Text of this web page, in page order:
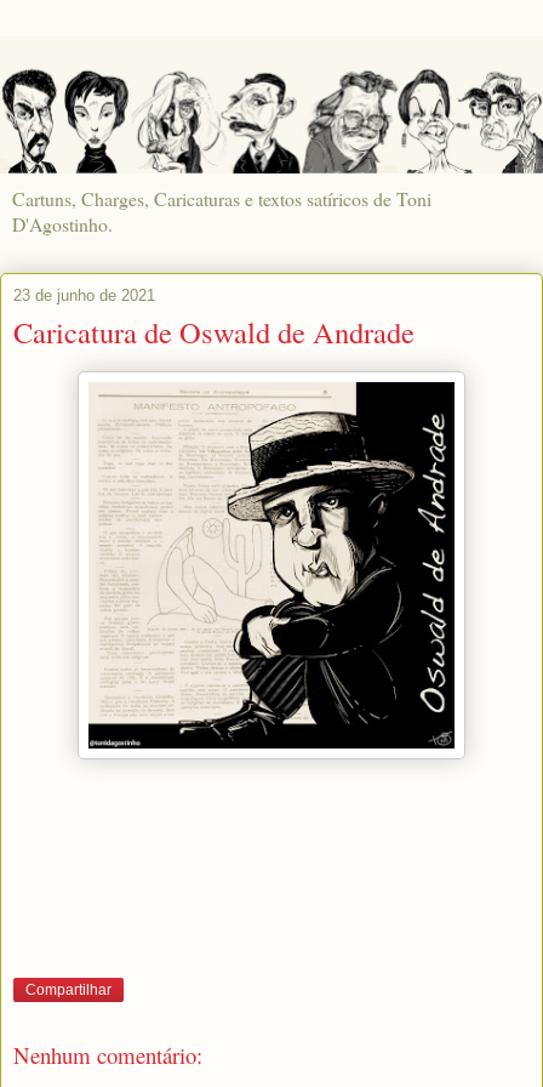
Cartuns, Charges, Caricaturas e textos satíricos de Toni
D'Agostinho.
23 de junho de 2021
Caricatura de Oswald de Andrade
Compartilhar
Nenhum comentário: